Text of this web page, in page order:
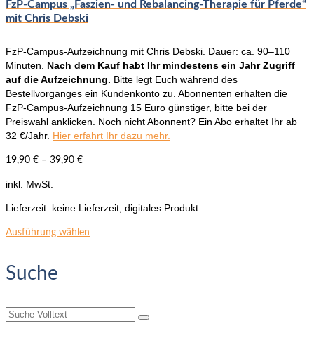
FzP-Campus „Faszien- und Rebalancing-Therapie für Pferde“
mit Chris Debski
FzP-Campus-Aufzeichnung mit Chris Debski. Dauer: ca. 90–110
Minuten. Nach dem Kauf habt Ihr mindestens ein Jahr Zugriff
auf die Aufzeichnung. Bitte legt Euch während des
Bestellvorganges ein Kundenkonto zu. Abonnenten erhalten die
FzP-Campus-Aufzeichnung 15 Euro günstiger, bitte bei der
Preiswahl anklicken. Noch nicht Abonnent? Ein Abo erhaltet Ihr ab
32 €/Jahr. Hier erfahrt Ihr dazu mehr.
19,90 € – 39,90 €
inkl. MwSt.
Lieferzeit: keine Lieferzeit, digitales Produkt
Ausführung wählen
Suche
Suche